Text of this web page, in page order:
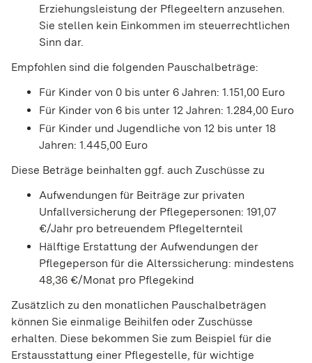
Erziehungsleistung der Pflegeeltern anzusehen.
Sie stellen kein Einkommen im steuerrechtlichen
Sinn dar.
Empfohlen sind die folgenden Pauschalbeträge:
Für Kinder von 0 bis unter 6 Jahren: 1.151,00 Euro
Für Kinder von 6 bis unter 12 Jahren: 1.284,00 Euro
Für Kinder und Jugendliche von 12 bis unter 18
Jahren: 1.445,00 Euro
Diese Beträge beinhalten ggf. auch Zuschüsse zu
Aufwendungen für Beiträge zur privaten
Unfallversicherung der Pflegepersonen: 191,07
€/Jahr pro betreuendem Pflegelternteil
Hälftige Erstattung der Aufwendungen der
Pflegeperson für die Alterssicherung: mindestens
48,36 €/Monat pro Pflegekind
Zusätzlich zu den monatlichen Pauschalbeträgen
können Sie einmalige Beihilfen oder Zuschüsse
erhalten. Diese bekommen Sie zum Beispiel für die
Erstausstattung einer Pflegestelle, für wichtige